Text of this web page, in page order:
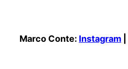
Marco Conte: Instagram